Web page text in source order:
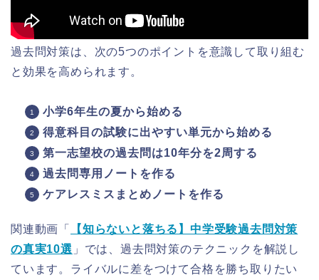
過去問対策は、次の5つのポイントを意識して取り組む
と効果を高められます。
小学6年生の夏から始める
得意科目の試験に出やすい単元から始める
第一志望校の過去問は10年分を2周する
過去問専用ノートを作る
ケアレスミスまとめノートを作る
関連動画「
【知らないと落ちる】中学受験過去問対策
の真実10選 」では、過去問対策のテクニックを解説し
ています。ライバルに差をつけて合格を勝ち取りたい